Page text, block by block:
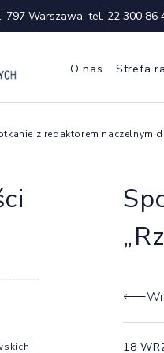
797 Warszawa, tel. 22 300 86
O nas Strefa
z redaktorem naczelnym
18